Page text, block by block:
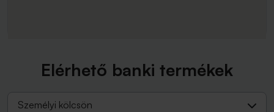
Elérhető banki termékek
Személyi kölcsön